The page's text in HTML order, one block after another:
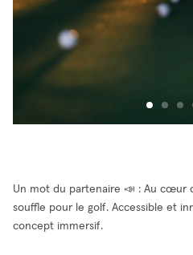
Un mot du partenaire 📣 : Au cœur
souffle pour le golf. Accessible et
concept immersif.